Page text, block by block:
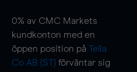
0% av CMC Markets
kundkonton med en
öppen position på Telia
Co AB (ST) förväntar sig